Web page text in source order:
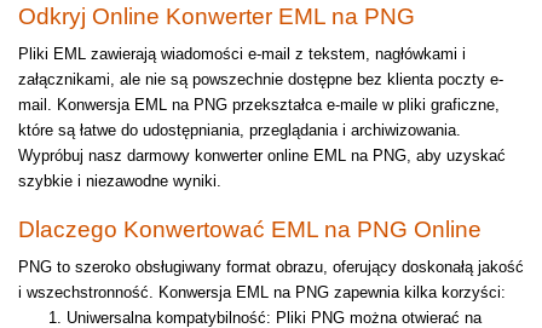
Odkryj Online Konwerter EML na PNG
Pliki EML zawierają wiadomości e-mail z tekstem, nagłówkami i
załącznikami, ale nie są powszechnie dostępne bez klienta poczty e-
mail. Konwersja EML na PNG przekształca e-maile w pliki graficzne,
które są łatwe do udostępniania, przeglądania i archiwizowania.
Wypróbuj nasz darmowy konwerter online EML na PNG, aby uzyskać
szybkie i niezawodne wyniki.
Dlaczego Konwertować EML na PNG Online
PNG to szeroko obsługiwany format obrazu, oferujący doskonałą jakość
i wszechstronność. Konwersja EML na PNG zapewnia kilka korzyści:
Uniwersalna kompatybilność: Pliki PNG można otwierać na